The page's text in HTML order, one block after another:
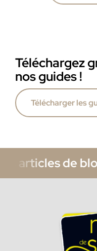
Téléchargez
nos guides !
Télécharger les
de blog